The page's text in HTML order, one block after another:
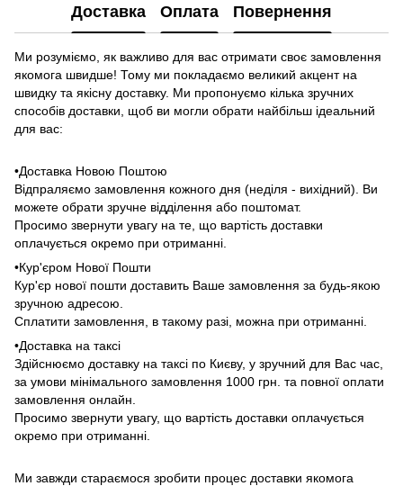
Доставка Оплата Повернення
Ми розуміємо, як важливо для вас отримати своє замовлення
якомога швидше! Тому ми покладаємо великий акцент на
швидку та якісну доставку. Ми пропонуємо кілька зручних
способів доставки, щоб ви могли обрати найбільш ідеальний
для вас:
•Доставка Новою Поштою
Відпраляємо замовлення кожного дня (неділя - вихідний). Ви
можете обрати зручне відділення або поштомат.
Просимо звернути увагу на те, що вартість доставки
оплачується окремо при отриманні.
•Кур'єром Нової Пошти
Кур'єр нової пошти доставить Ваше замовлення за будь-якою
зручною адресою.
Сплатити замовлення, в такому разі, можна при отриманні.
•Доставка на таксі
Здійснюємо доставку на таксі по Києву, у зручний для Вас час,
за умови мінімального замовлення 1000 грн. та повної оплати
замовлення онлайн.
Просимо звернути увагу, що вартість доставки оплачується
окремо при отриманні.
Ми завжди стараємося зробити процес доставки якомога